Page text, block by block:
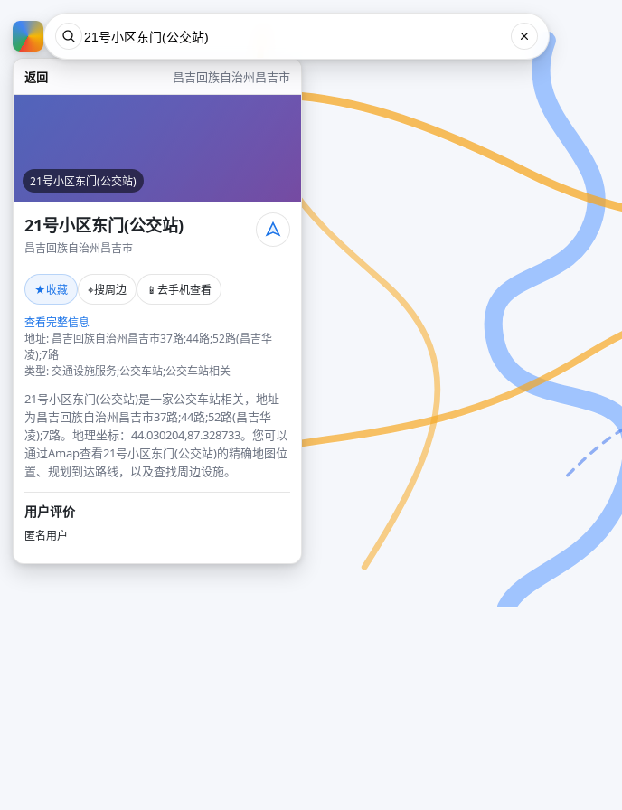
返回 昌吉回族自治州昌吉市
21号小区东门(公交站)
21号小区东门(公交站)
昌吉回族自治州昌吉市
★收藏 ⌖搜周边 📱 去手机查看
查看完整信息
地址: 昌吉回族自治州昌吉市37路;44路;52路(昌吉华
凌);7路
类型: 交通设施服务;公交车站;公交车站相关
21号小区东门(公交站)是一家公交车站相关，地址
为昌吉回族自治州昌吉市37路;44路;52路(昌吉华
凌);7路。地理坐标：44.030204,87.328733。您可以
通过Amap查看21号小区东门(公交站)的精确地图位
置、规划到达路线，以及查找周边设施。
用户评价
匿名用户